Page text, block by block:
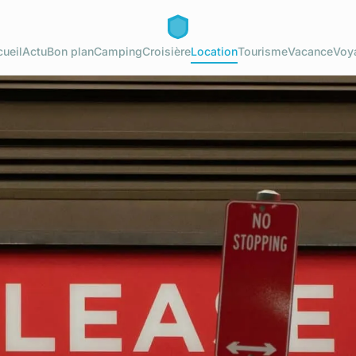
ActuBon planCampingCroisièreLocationTourismeVacance